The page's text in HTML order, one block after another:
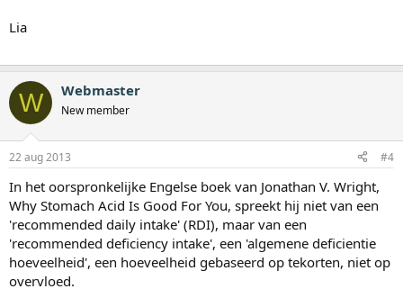
Lia
W Webmaster
New member
22 aug 2013 #4
In het oorspronkelijke Engelse boek van Jonathan V. Wright,
Why Stomach Acid Is Good For You, spreekt hij niet van een
'recommended daily intake' (RDI), maar van een
'recommended deficiency intake', een 'algemene deficientie
hoeveelheid', een hoeveelheid gebaseerd op tekorten, niet op
overvloed.